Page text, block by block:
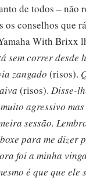
de todos – não
os conselhos que
With Brixx
sem correr desde
zangado (risos).
(risos). Disse-
agressivo
sessão.
para me dizer
foi a minha
é que que ele